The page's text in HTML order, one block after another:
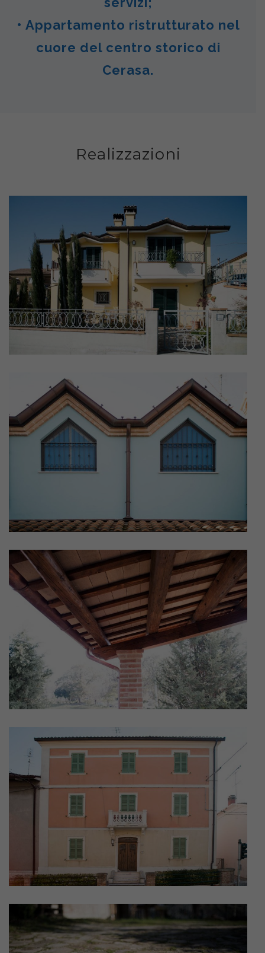
• Appartamento ristrutturato nel
cuore del centro storico di
Cerasa.
Realizzazioni